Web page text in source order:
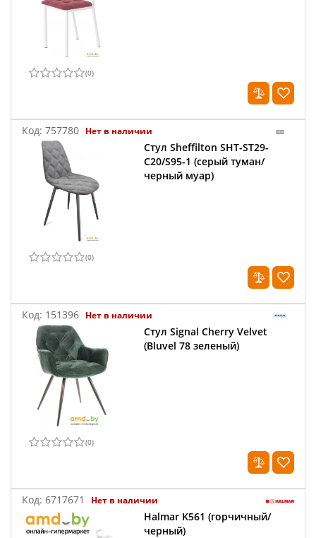
(0)
Код: 757780 Нет в наличии
Стул Sheffilton SHT-ST29-
С20/S95-1 (серый туман/
черный муар)
(0)
Код: 151396 Нет в наличии
Стул Signal Cherry Velvet
(Bluvel 78 зеленый)
(0)
Код: 6717671 Нет в наличии
Halmar K561 (горчичный/
черный)